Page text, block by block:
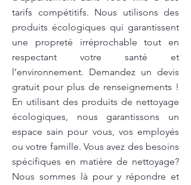
tarifs compétitifs. Nous utilisons des
produits écologiques qui garantissent
une propreté irréprochable tout en
respectant votre santé et
l’environnement. Demandez un devis
gratuit pour plus de renseignements !
En utilisant des produits de nettoyage
écologiques, nous garantissons un
espace sain pour vous, vos employés
ou votre famille. Vous avez des besoins
spécifiques en matière de nettoyage?
Nous sommes là pour y répondre et